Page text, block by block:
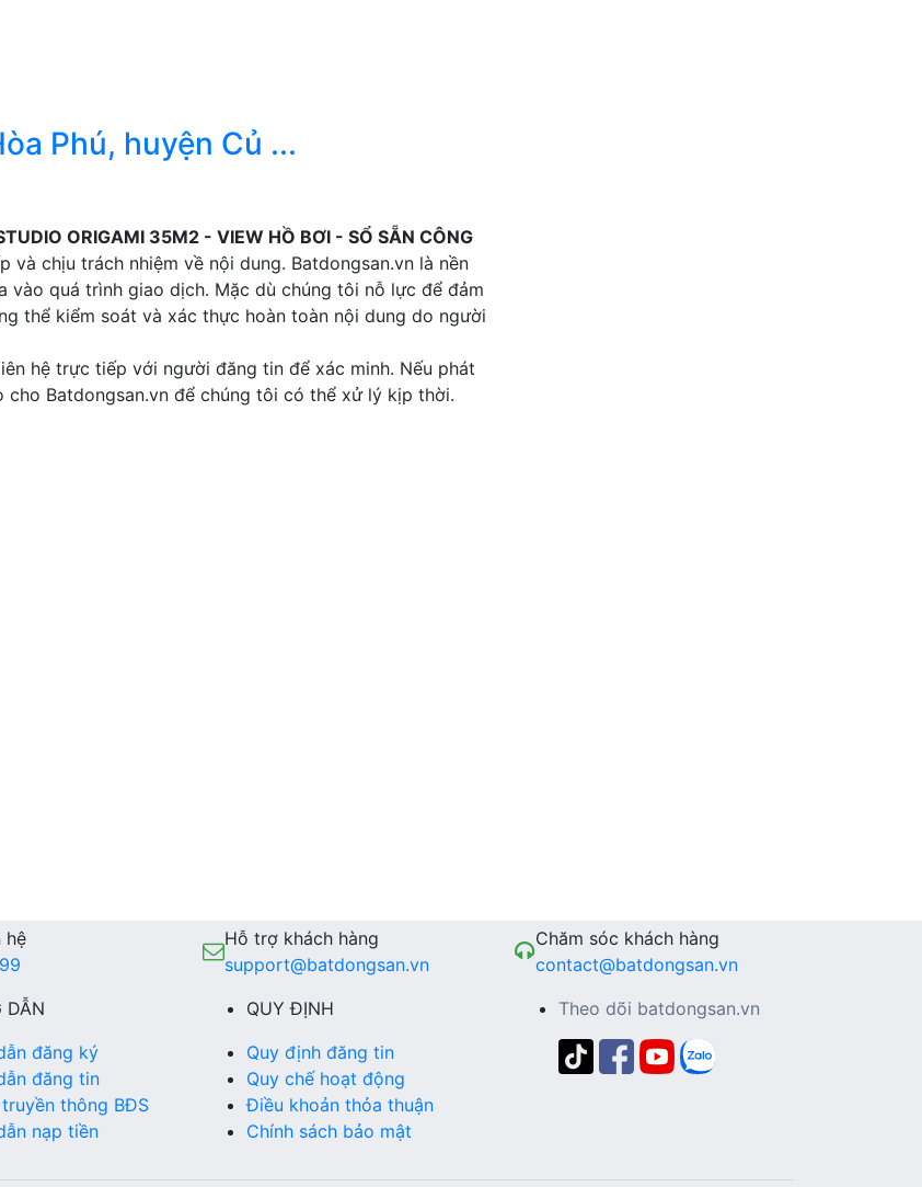
Phú, huyện Củ ...
ORIGAMI 35M2 - VIEW HỒ BƠI - SỔ SẴN CÔNG
và chịu trách nhiệm về nội dung. Batdongsan.vn là nền
quá trình giao dịch. Mặc dù chúng tôi nỗ lực để đảm
thể kiểm soát và xác thực hoàn toàn nội dung do người
hệ trực tiếp với người đăng tin để xác minh. Nếu phát
Batdongsan.vn để chúng tôi có thể xử lý kịp thời.
hệ
Hỗ trợ khách hàng
support@batdongsan.vn
Chăm sóc khách hàng
contact@batdongsan.vn
DẪN
đăng ký
đăng tin
thông BĐS
nạp tiền
QUY ĐỊNH
Quy định đăng tin
Quy chế hoạt động
Điều khoản thỏa thuận
Chính sách bảo mật
Theo dõi batdongsan.vn